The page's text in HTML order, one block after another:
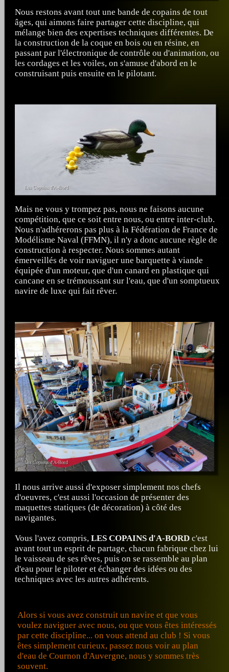
Nous restons avant tout une bande de copains de tout
âges, qui aimons faire partager cette discipline, qui
mélange bien des expertises techniques différentes. De
la construction de la coque en bois ou en résine, en
passant par l'électronique de contrôle ou d'animation, ou
les cordages et les voiles, on s'amuse d'abord en le
construisant puis ensuite en le pilotant.
Mais ne vous y trompez pas, nous ne faisons aucune
compétition, que ce soit entre nous, ou entre inter-club.
Nous n'adhérerons pas plus à la Fédération de France de
Modélisme Naval (FFMN), il n'y a donc aucune règle de
construction à respecter. Nous sommes autant
émerveillés de voir naviguer une barquette à viande
équipée d'un moteur, que d'un canard en plastique qui
cancane en se trémoussant sur l'eau, que d'un somptueux
navire de luxe qui fait rêver.
Il nous arrive aussi d'exposer simplement nos chefs
d'oeuvres, c'est aussi l'occasion de présenter des
maquettes statiques (de décoration) à côté des
navigantes.
Vous l'avez compris, LES COPAINS d'A-BORD c'est
avant tout un esprit de partage, chacun fabrique chez lui
le vaisseau de ses rêves, puis on se rassemble au plan
d'eau pour le piloter et échanger des idées ou des
techniques avec les autres adhérents.
Alors si vous avez construit un navire et que vous
voulez naviguer avec nous, ou que vous êtes intéressés
par cette discipline... on vous attend au club ! Si vous
êtes simplement curieux, passez nous voir au plan
d'eau de Cournon d'Auvergne, nous y sommes très
souvent.